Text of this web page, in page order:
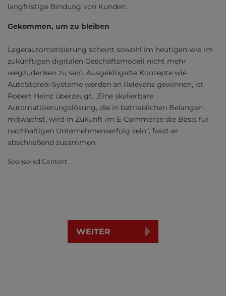
langfristige Bindung von Kunden.
Gekommen, um zu bleiben
Lagerautomatisierung scheint sowohl im heutigen wie im
zukünftigen digitalen Geschäftsmodell nicht mehr
wegzudenken zu sein. Ausgeklügelte Konzepte wie
AutoStore®-Systeme werden an Relevanz gewinnen, ist
Robert Heinz überzeugt. „Eine skalierbare
Automatisierungslösung, die in betrieblichen Belangen
mitwächst, wird in Zukunft im E-Commerce die Basis für
nachhaltigen Unternehmenserfolg sein“, fasst er
abschließend zusammen.
Sponsored Content
WEITER